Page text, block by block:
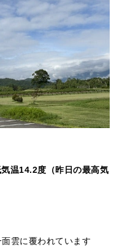
温14.2度（昨日の最高気
雲に覆われています